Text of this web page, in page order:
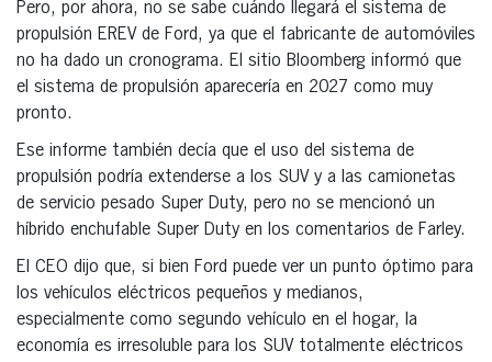
Pero, por ahora, no se sabe cuándo llegará el sistema de
propulsión EREV de Ford, ya que el fabricante de automóviles
no ha dado un cronograma. El sitio Bloomberg informó que
el sistema de propulsión aparecería en 2027 como muy
pronto.
Ese informe también decía que el uso del sistema de
propulsión podría extenderse a los SUV y a las camionetas
de servicio pesado Super Duty, pero no se mencionó un
híbrido enchufable Super Duty en los comentarios de Farley.
El CEO dijo que, si bien Ford puede ver un punto óptimo para
los vehículos eléctricos pequeños y medianos,
especialmente como segundo vehículo en el hogar, la
economía es irresoluble para los SUV totalmente eléctricos